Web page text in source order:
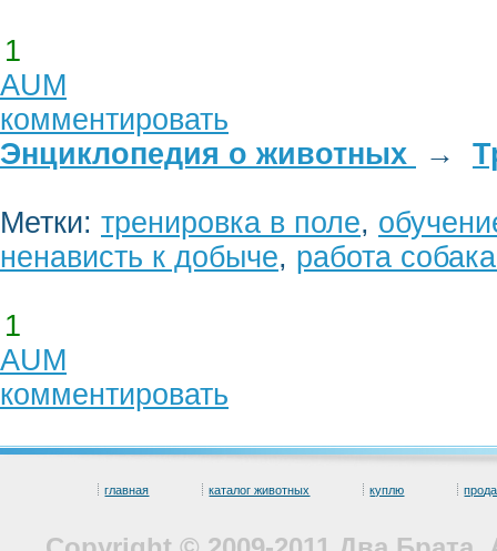
1
AUM
комментировать
Энциклопедия о животных
→
Метки: тренировка в поле,
ненависть к добыче, работа
1
AUM
комментировать
главная каталог животных куплю